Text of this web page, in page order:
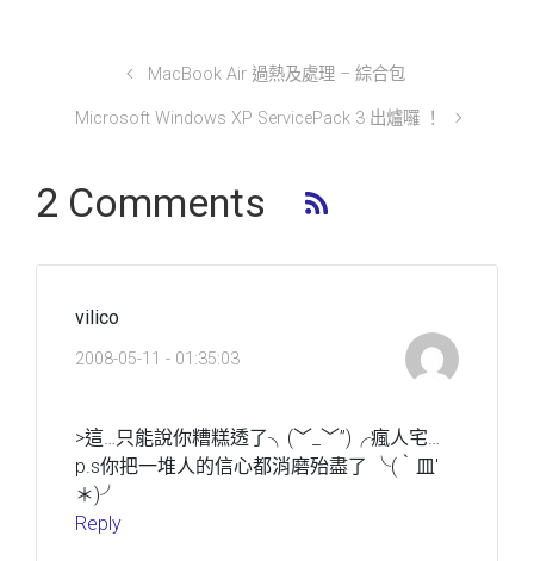
MacBook Air 過熱及處理 – 綜合包
Microsoft Windows XP ServicePack 3 出爐囉 ！
2 Comments
vilico
2008-05-11 - 01:35:03
>這…只能說你糟糕透了╮(﹀_﹀”)╭瘋人宅…
p.s你把一堆人的信心都消磨殆盡了 ╰(‵皿′
＊)╯
Reply